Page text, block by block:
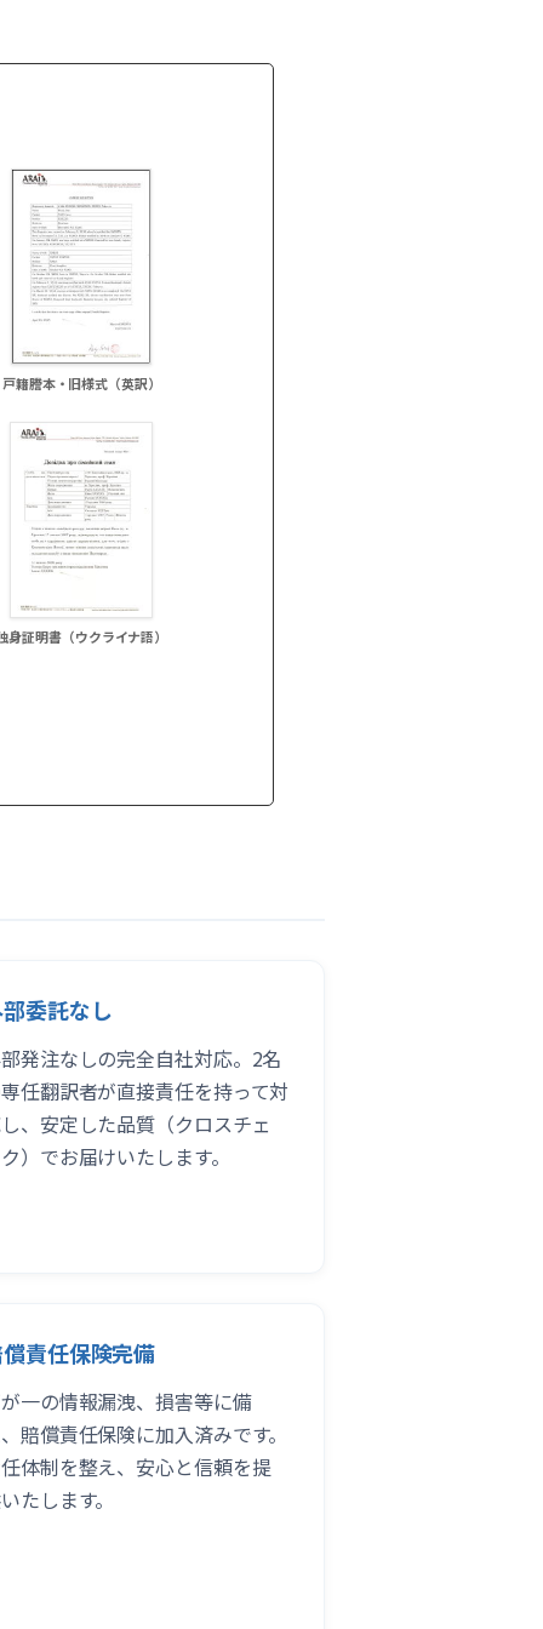
戸籍謄本・旧様式（英訳）
身証明書（ウクライナ語）
委託なし
発注なしの完全自社対応。2名
任翻訳者が直接責任を持って対
、安定した品質（クロスチェ
）でお届けいたします。
責任保険完備
一の情報漏洩、損害等に備
賠償責任保険に加入済みです。
体制を整え、安心と信頼を提
たします。